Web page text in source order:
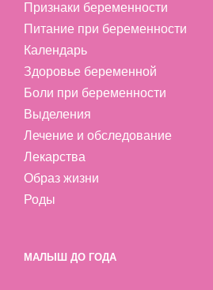
Признаки беременности
Питание при беременности
Календарь
Здоровье беременной
Боли при беременности
Выделения
Лечение и обследование
Лекарства
Образ жизни
Роды
МАЛЫШ ДО ГОДА